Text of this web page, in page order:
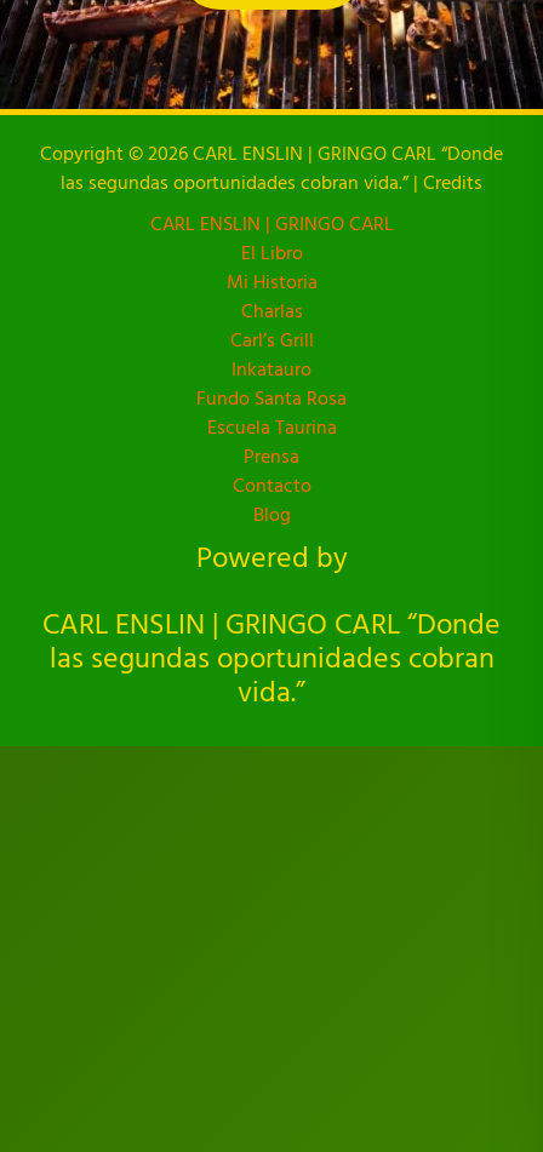
Copyright © 2026 CARL ENSLIN | GRINGO CARL “Donde
las segundas oportunidades cobran vida.” | Credits
CARL ENSLIN | GRINGO CARL
El Libro
Mi Historia
Charlas
Carl’s Grill
Inkatauro
Fundo Santa Rosa
Escuela Taurina
Prensa
Contacto
Blog
Powered by
CARL ENSLIN | GRINGO CARL “Donde
las segundas oportunidades cobran
vida.”